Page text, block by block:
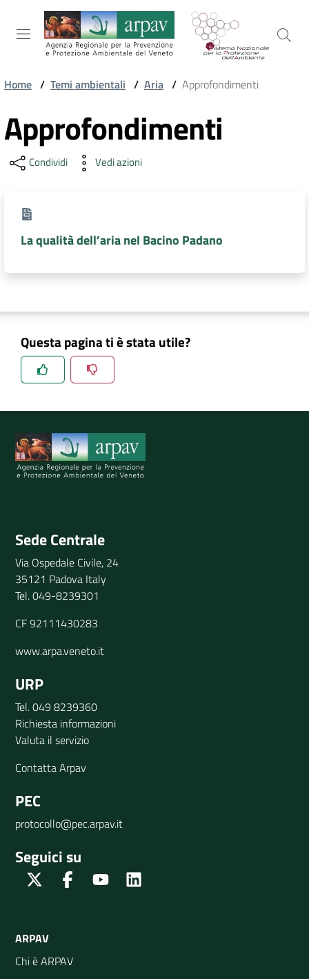
Salta al contenuto
Salta alla navigazione
Salta al footer
TEMI
TERRITORIO
DATI
AMBIENTALI
Seguici
su
Home / Temi ambientali / Aria / Approfondimenti
Approfondimenti
Condividi Vedi azioni
La qualità dell’aria nel Bacino Padano
Questa pagina ti è stata utile?
Spiegaci perchè, e aiutaci a migliorare il servizio
Sede Centrale
Via Ospedale Civile, 24
35121 Padova Italy
Tel. 049-8239301
CF 92111430283
www.arpa.veneto.it
URP
Tel. 049 8239360
Richiesta informazioni
Valuta il servizio
Contatta Arpav
PEC
protocollo@pec.arpav.it
Seguici su
Twitter FacebookYoutube
ARPAV
Chi è ARPAV